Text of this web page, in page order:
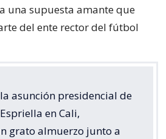
una supuesta amante que
del ente rector del fútbol
asunción presidencial de
en Cali,
grato almuerzo junto a